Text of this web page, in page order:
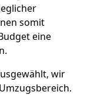
somit
eine
wir